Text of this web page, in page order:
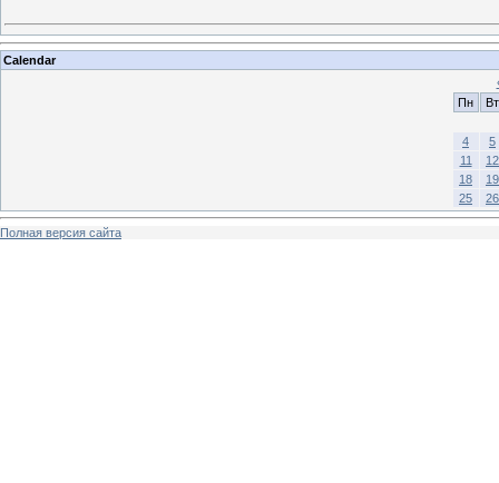
Calendar
Пн
Вт
4
5
11
12
18
19
25
26
Полная версия сайта